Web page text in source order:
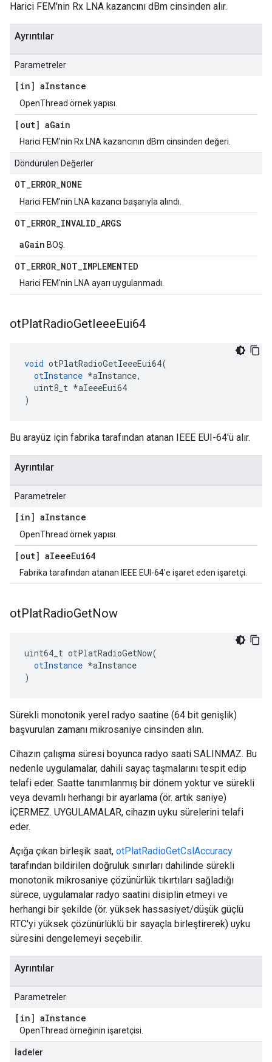
Harici FEM'nin Rx LNA kazancını dBm cinsinden alır.
Ayrıntılar
Parametreler
[in] aInstance
OpenThread örnek yapısı.
[out] aGain
Harici FEM'nin Rx LNA kazancının dBm cinsinden değeri.
Döndürülen Değerler
OT_ERROR_NONE
Harici FEM'nin LNA kazancı başarıyla alındı.
OT_ERROR_INVALID_ARGS
aGain BOŞ.
OT_ERROR_NOT_IMPLEMENTED
Harici FEM'nin LNA ayarı uygulanmadı.
otPlatRadioGetIeeeEui64
void otPlatRadioGetIeeeEui64(
otInstance *aInstance,
uint8_t *aIeeeEui64
)
Bu arayüz için fabrika tarafından atanan IEEE EUI-64'ü alır.
Ayrıntılar
Parametreler
[in] aInstance
OpenThread örnek yapısı.
[out] aIeeeEui64
Fabrika tarafından atanan IEEE EUI-64'e işaret eden işaretçi.
otPlatRadioGetNow
uint64_t otPlatRadioGetNow(
otInstance *aInstance
)
Sürekli monotonik yerel radyo saatine (64 bit genişlik)
başvurulan zamanı mikrosaniye cinsinden alın.
Cihazın çalışma süresi boyunca radyo saati SALINMAZ. Bu
nedenle uygulamalar, dahili sayaç taşmalarını tespit edip
telafi eder. Saatte tanımlanmış bir dönem yoktur ve sürekli
veya devamlı herhangi bir ayarlama (ör. artık saniye)
İÇERMEZ. UYGULAMALAR, cihazın uyku sürelerini telafi
eder.
Açığa çıkan birleşik saat, otPlatRadioGetCslAccuracy
tarafından bildirilen doğruluk sınırları dahilinde sürekli
monotonik mikrosaniye çözünürlük tıkırtıları sağladığı
sürece, uygulamalar radyo saatini disiplin etmeyi ve
herhangi bir şekilde (ör. yüksek hassasiyet/düşük güçlü
RTC'yi yüksek çözünürlüklü bir sayaçla birleştirerek) uyku
süresini dengelemeyi seçebilir.
Ayrıntılar
Parametreler
[in] aInstance
OpenThread örneğinin işaretçisi.
İadeler